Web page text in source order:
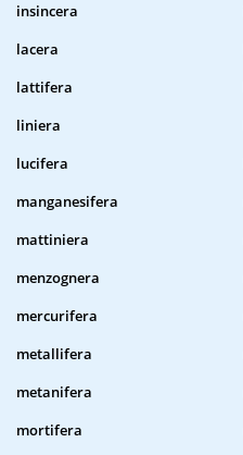
insincera
lacera
lattifera
liniera
lucifera
manganesifera
mattiniera
menzognera
mercurifera
metallifera
metanifera
mortifera